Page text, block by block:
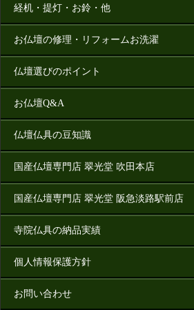
経机・提灯・お鈴・他
お仏壇の修理・リフォームお洗濯
仏壇選びのポイント
お仏壇Q&A
仏壇仏具の豆知識
国産仏壇専門店 翠光堂 吹田本店
国産仏壇専門店 翠光堂 阪急淡路駅前店
寺院仏具の納品実績
個人情報保護方針
お問い合わせ